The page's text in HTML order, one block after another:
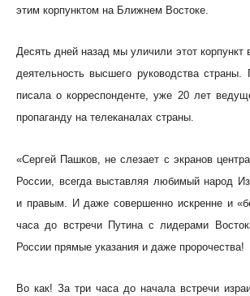
этим корпунктом на Ближнем Востоке.
Десять дней назад мы уличили этот корпункт
деятельность высшего руководства страны.
писала о корреспонденте, уже 20 лет
пропаганду на телеканалах страны.
«Сергей Пашков, не слезает с экранов
России, всегда выставляя любимый народ
и правым. И даже совершенно искренне и
часа до встречи Путина с лидерами
России прямые указания и даже пророчества!
Во как! За три часа до начала встречи